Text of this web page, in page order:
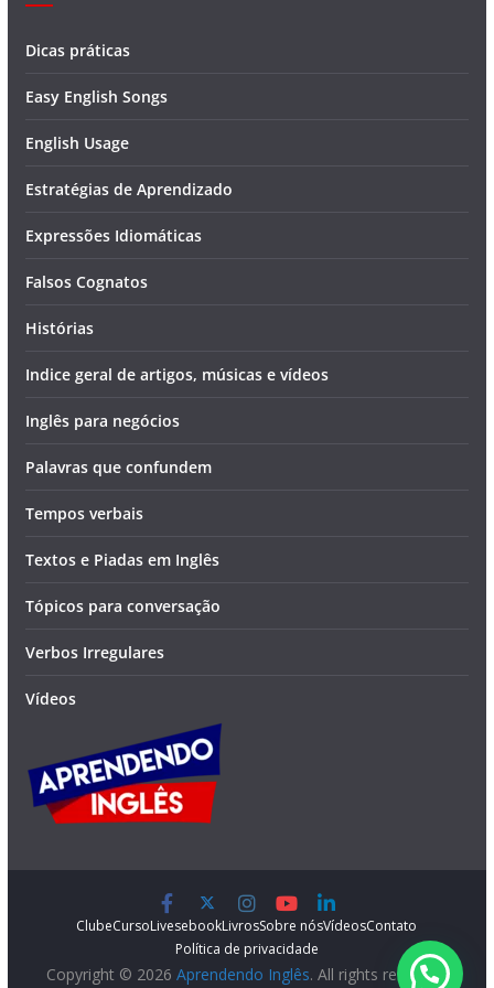
Dicas práticas
Easy English Songs
English Usage
Estratégias de Aprendizado
Expressões Idiomáticas
Falsos Cognatos
Histórias
Indice geral de artigos, músicas e vídeos
Inglês para negócios
Palavras que confundem
Tempos verbais
Textos e Piadas em Inglês
Tópicos para conversação
Verbos Irregulares
Vídeos
ClubeCursoLivesebookLivrosSobre nósVídeosContato
Política de privacidade
Copyright © 2026 Aprendendo Inglês. All rights reserved.